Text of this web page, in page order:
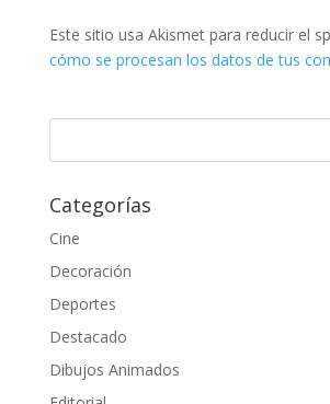
Este sitio usa Akismet para reducir el
cómo se procesan los datos de tus
Categorías
Cine
Decoración
Deportes
Destacado
Dibujos Animados